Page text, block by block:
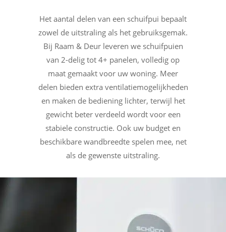
Het aantal delen van een schuifpui bepaalt
zowel de uitstraling als het gebruiksgemak.
Bij Raam & Deur leveren we schuifpuien
van 2-delig tot 4+ panelen, volledig op
maat gemaakt voor uw woning. Meer
delen bieden extra ventilatiemogelijkheden
en maken de bediening lichter, terwijl het
gewicht beter verdeeld wordt voor een
stabiele constructie. Ook uw budget en
beschikbare wandbreedte spelen mee, net
als de gewenste uitstraling.